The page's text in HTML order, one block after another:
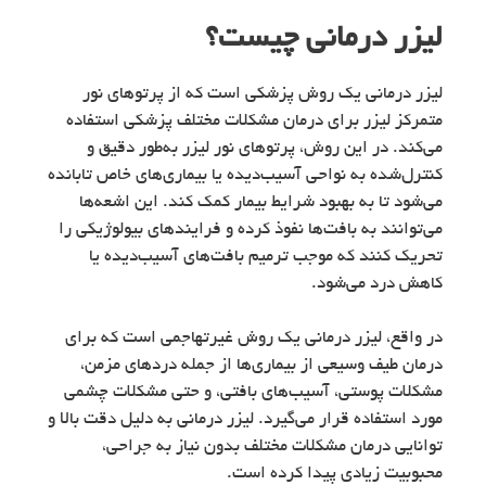
لیزر درمانی چیست؟
لیزر درمانی یک روش پزشکی است که از پرتوهای نور
متمرکز لیزر برای درمان مشکلات مختلف پزشکی استفاده
می‌کند. در این روش، پرتوهای نور لیزر به‌طور دقیق و
کنترل‌شده به نواحی آسیب‌دیده یا بیماری‌های خاص تابانده
می‌شود تا به بهبود شرایط بیمار کمک کند. این اشعه‌ها
می‌توانند به بافت‌ها نفوذ کرده و فرایندهای بیولوژیکی را
تحریک کنند که موجب ترمیم بافت‌های آسیب‌دیده یا
کاهش درد می‌شود.
در واقع، لیزر درمانی یک روش غیرتهاجمی است که برای
درمان طیف وسیعی از بیماری‌ها از جمله دردهای مزمن،
مشکلات پوستی، آسیب‌های بافتی، و حتی مشکلات چشمی
مورد استفاده قرار می‌گیرد. لیزر درمانی به دلیل دقت بالا و
توانایی درمان مشکلات مختلف بدون نیاز به جراحی،
محبوبیت زیادی پیدا کرده است.